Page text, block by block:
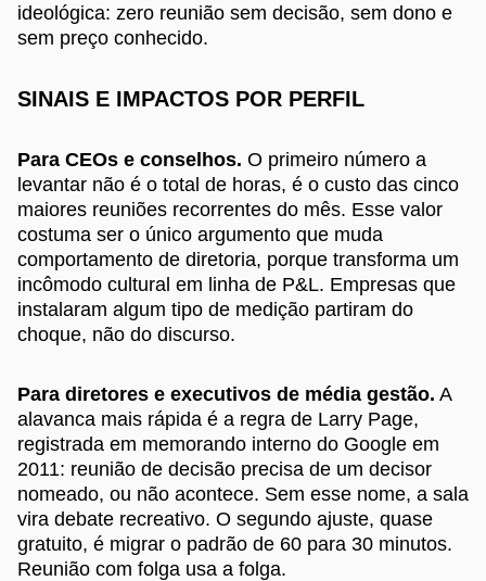
ideológica: zero reunião sem decisão, sem dono e
sem preço conhecido.
SINAIS E IMPACTOS POR PERFIL
Para CEOs e conselhos. O primeiro número a
levantar não é o total de horas, é o custo das cinco
maiores reuniões recorrentes do mês. Esse valor
costuma ser o único argumento que muda
comportamento de diretoria, porque transforma um
incômodo cultural em linha de P&L. Empresas que
instalaram algum tipo de medição partiram do
choque, não do discurso.
Para diretores e executivos de média gestão. A
alavanca mais rápida é a regra de Larry Page,
registrada em memorando interno do Google em
2011: reunião de decisão precisa de um decisor
nomeado, ou não acontece. Sem esse nome, a sala
vira debate recreativo. O segundo ajuste, quase
gratuito, é migrar o padrão de 60 para 30 minutos.
Reunião com folga usa a folga.